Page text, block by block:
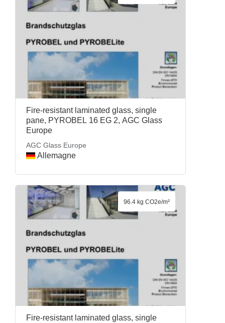
Fire-resistant laminated glass, single
pane, PYROBEL 16 EG 2, AGC Glass
Europe
AGC Glass Europe
Allemagne
Fire-resistant laminated glass, single
96.4 kg CO2e/m²